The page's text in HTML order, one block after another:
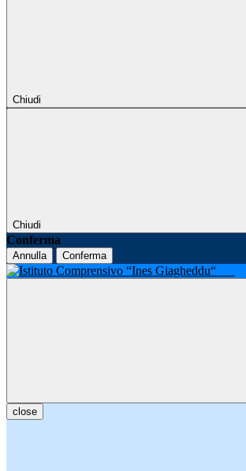
Chiudi
Chiudi
Conferma
Annulla Conferma
close